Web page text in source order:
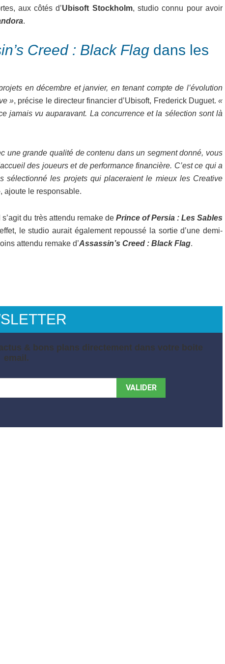
aux côtés d’Ubisoft Stockholm, studio connu pour avoir
.
Creed : Black Flag dans les
en décembre et janvier, en tenant compte de l’évolution
», précise le directeur financier d’Ubisoft, Frederick Duguet.«
jamais vu auparavant. La concurrence et la sélection sont là
une grande qualité de contenu dans un segment donné, vous
des joueurs et de performance financière. C’est ce qui a
sélectionné les projets qui placeraient le mieux les Creative
, ajoute le responsable.
du très attendu remake de Prince of Persia : Les Sables
le studio aurait également repoussé la sortie d’une demi-
attendu remake d’Assassin’s Creed : Black Flag.
& bons plans directement dans votre boite
email.